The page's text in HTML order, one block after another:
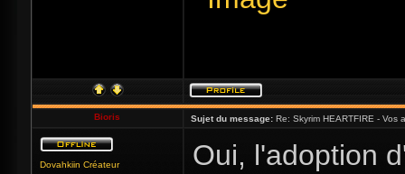
Bioris Sujet du message: Re: Skyrim HEARTFIRE - Vos
Dovahkiin Créateur
Oui, l'adoption